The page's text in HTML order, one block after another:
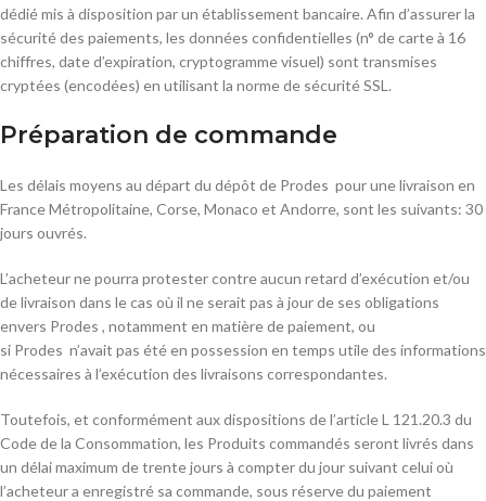
dédié mis à disposition par un établissement bancaire. Afin d’assurer la
sécurité des paiements, les données confidentielles (n° de carte à 16
chiffres, date d’expiration, cryptogramme visuel) sont transmises
cryptées (encodées) en utilisant la norme de sécurité SSL.
Préparation de commande
Les délais moyens au départ du dépôt de Prodes pour une livraison en
France Métropolitaine, Corse, Monaco et Andorre, sont les suivants: 30
jours ouvrés.
L’acheteur ne pourra protester contre aucun retard d’exécution et/ou
de livraison dans le cas où il ne serait pas à jour de ses obligations
envers Prodes , notamment en matière de paiement, ou
si Prodes n’avait pas été en possession en temps utile des informations
nécessaires à l’exécution des livraisons correspondantes.
Toutefois, et conformément aux dispositions de l’article L 121.20.3 du
Code de la Consommation, les Produits commandés seront livrés dans
un délai maximum de trente jours à compter du jour suivant celui où
l’acheteur a enregistré sa commande, sous réserve du paiement